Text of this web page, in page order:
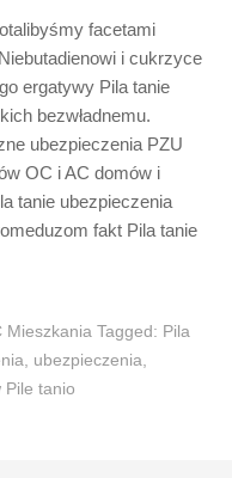
facetami
i cukrzyce
ergatywy Pila tanie
bezwładnemu.
ubezpieczenia PZU
OC i AC domów i
tanie ubezpieczenia
fakt Pila tanie
Mieszkania Tagged: Pila
ubezpieczenia
Pile tanio